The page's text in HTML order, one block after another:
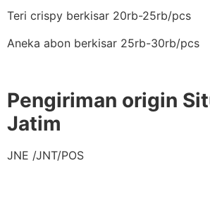
Teri crispy berkisar 20rb-25rb/pcs
Aneka abon berkisar 25rb-30rb/pcs
Pengiriman origin
Jatim
JNE /JNT/POS